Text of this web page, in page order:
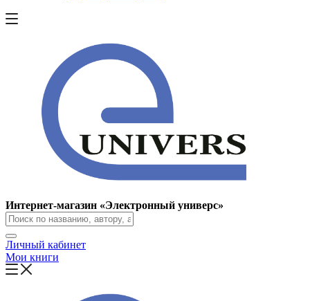
Интернет-магазин «Электронный универс»
Личный кабинет
Мои книги